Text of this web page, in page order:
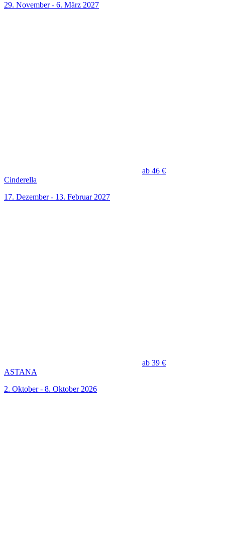
29. November - 6. März 2027
ab 46 €
Cinderella
17. Dezember - 13. Februar 2027
ab 39 €
ASTANA
2. Oktober - 8. Oktober 2026